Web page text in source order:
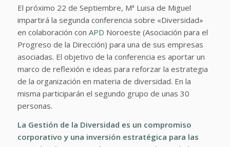
El próximo 22 de Septiembre, Mª Luisa de Miguel
impartirá la segunda conferencia sobre «Diversidad»
en colaboración con APD Noroeste (Asociación para el
Progreso de la Dirección) para una de sus empresas
asociadas. El objetivo de la conferencia es aportar un
marco de reflexión e ideas para reforzar la estrategia
de la organización en materia de diversidad. En la
misma participarán el segundo grupo de unas 30
personas.
La Gestión de la Diversidad es un compromiso
corporativo y una inversión estratégica para las